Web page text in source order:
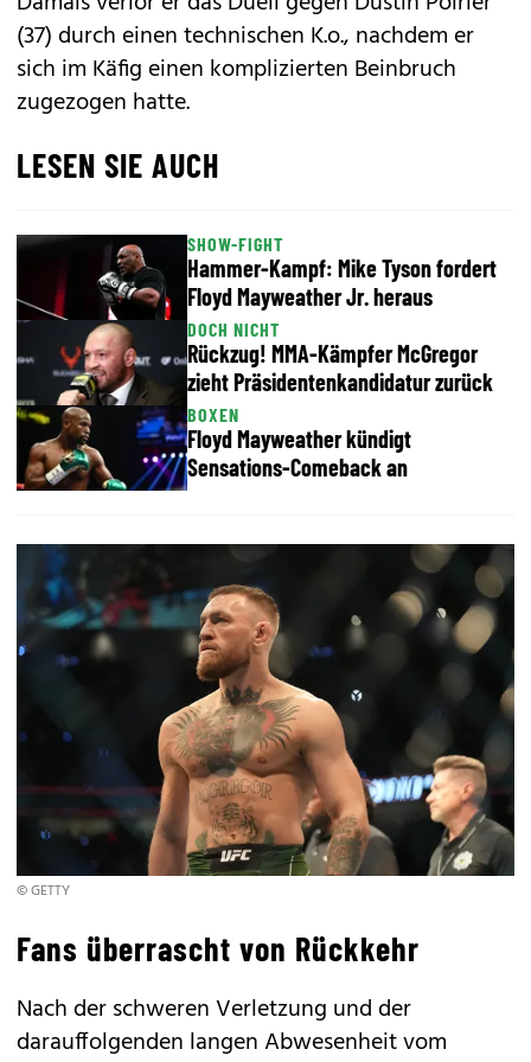
(37) durch einen technischen K.o., nachdem er
sich im Käfig einen komplizierten Beinbruch
zugezogen hatte.
LESEN SIE AUCH
SHOW-FIGHT
Hammer-Kampf: Mike Tyson fordert
Floyd Mayweather Jr. heraus
DOCH NICHT
Rückzug! MMA-Kämpfer McGregor
zieht Präsidentenkandidatur zurück
BOXEN
Floyd Mayweather kündigt
Sensations-Comeback an
© GETTY
Fans überrascht von Rückkehr
Nach der schweren Verletzung und der
darauffolgenden langen Abwesenheit vom